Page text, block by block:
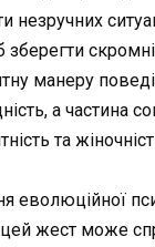
незручних
зберегти
манеру
а частина
та
еволюційної
жест може